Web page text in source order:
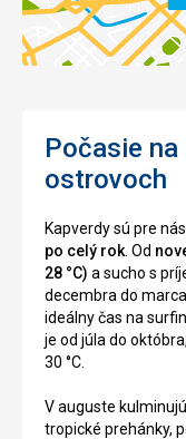
Počasie
ostrovoch
Kapverdy sú pre
po celý rok . Od
28 °C) a sucho s
decembra do
ideálny čas na
je od júla do
30 °C.
V auguste
tropické prehánky,